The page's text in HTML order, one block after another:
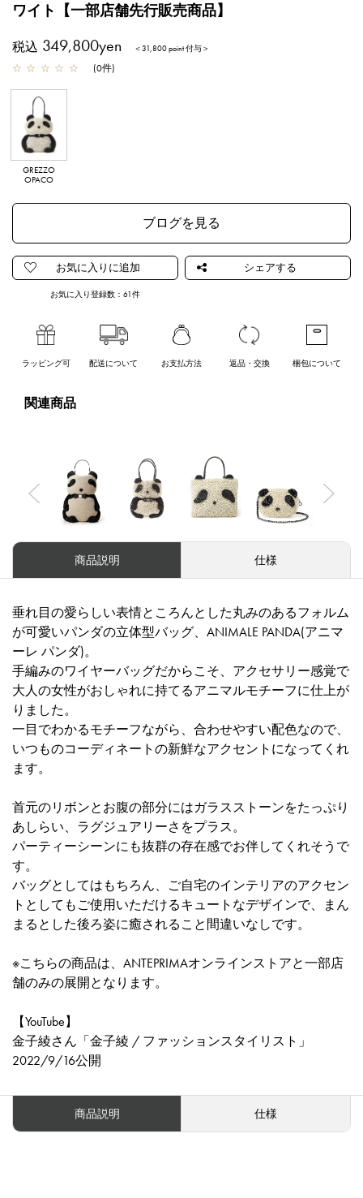
ワイト【一部店舗先行販売商品】
税込 349,800yen ＜31,800 point 付与＞
☆ ☆ ☆ ☆ ☆ (0件)
GREZZO
OPACO
ブログを見る
お気に入り登録数： 61件
ラッピング可 配送について お支払方法 返品・交換 梱包について
関連商品
Previous
商品説明 仕様
垂れ目の愛らしい表情ところんとした丸みのあるフォルム
が可愛いパンダの立体型バッグ、ANIMALE PANDA(アニマ
ーレ パンダ)。
手編みのワイヤーバッグだからこそ、アクセサリー感覚で
大人の女性がおしゃれに持てるアニマルモチーフに仕上が
りました。
一目でわかるモチーフながら、合わせやすい配色なので、
いつものコーディネートの新鮮なアクセントになってくれ
ます。
首元のリボンとお腹の部分にはガラスストーンをたっぷり
あしらい、ラグジュアリーさをプラス。
パーティーシーンにも抜群の存在感でお伴してくれそうで
す。
バッグとしてはもちろん、ご自宅のインテリアのアクセン
トとしてもご使用いただけるキュートなデザインで、まん
まるとした後ろ姿に癒されること間違いなしです。
※こちらの商品は、ANTEPRIMAオンラインストアと一部店
舗のみの展開となります。
【YouTube】
金子綾さん「金子綾 / ファッションスタイリスト」
2022/9/16公開
商品説明 仕様